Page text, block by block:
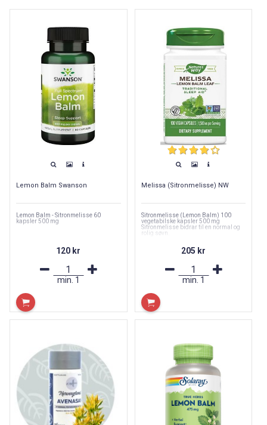
Lemon Balm Swanson
Lemon Balm - Sitronmelisse 60
kapsler 500 mg
120 kr
min. 1
Melissa (Sitronmelisse) NW
Sitronmelisse (Lemon Balm) 100
vegetabilske kapsler 500 mg
Sitronmelisse bidrar til en normal og
rolig søvn.
205 kr
min. 1